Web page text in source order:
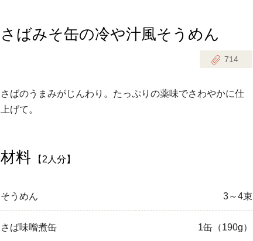
さばみそ缶の冷や汁風そうめん
714
さばのうまみがじんわり。たっぷりの薬味でさわやかに仕
上げて。
材料 【2人分】
そうめん 3～4束
さば味噌煮缶 1缶（190g）
ひとさじのときめき時間
おきらくだ 1歳半からの幼児食
有賀薫さんのスープ 飛田和緒さんレシピ
主菜 副菜
常備菜・作りおき お弁当
コトコト
yumyumいっしょごはん
乾物屋さん